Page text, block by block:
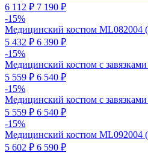
6 112 ₽ 7 190 ₽
-15%
Медицинский костюм ML082004
5 432 ₽ 6 390 ₽
-15%
Медицинский костюм с
5 559 ₽ 6 540 ₽
-15%
Медицинский костюм с завязками
5 559 ₽ 6 540 ₽
-15%
Медицинский костюм ML092004
5 602 ₽ 6 590 ₽